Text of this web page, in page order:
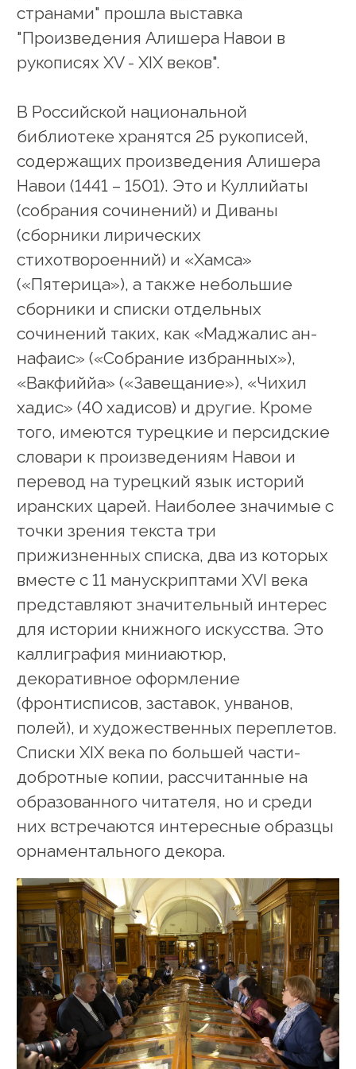
странами" прошла выставка
"Произведения Алишера Навои в
рукописях XV - XIX веков".
В Российской национальной
библиотеке хранятся 25 рукописей,
содержащих произведения Алишера
Навои (1441 – 1501). Это и Куллийаты
(собрания сочинений) и Диваны
(сборники лирических
стихотвороенний) и «Хамса»
(«Пятерица»), а также небольшие
сборники и списки отдельных
сочинений таких, как «Маджалис ан-
нафаис» («Собрание избранных»),
«Вакфиййа» («Завещание»), «Чихил
хадис» (40 хадисов) и другие. Кроме
того, имеются турецкие и персидские
словари к произведениям Навои и
перевод на турецкий язык историй
иранских царей. Наиболее значимые с
точки зрения текста три
прижизненных списка, два из которых
вместе с 11 манускриптами XVI века
представляют значительный интерес
для истории книжного искусства. Это
каллиграфия миниаютюр,
декоративное оформление
(фронтисписов, заставок, унванов,
полей), и художественных переплетов.
Списки XIX века по большей части-
добротные копии, рассчитанные на
образованного читателя, но и среди
них встречаются интересные образцы
орнаментального декора.